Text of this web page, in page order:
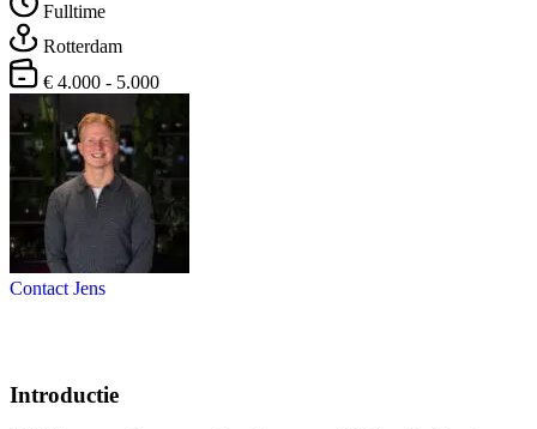
Fulltime
Rotterdam
€ 4.000 - 5.000
Contact Jens
Introductie